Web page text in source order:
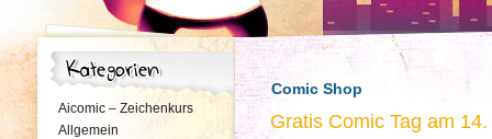
Aicomic – Zeichenkurs
Allgemein
Comic Shop
Gratis Comic Tag am